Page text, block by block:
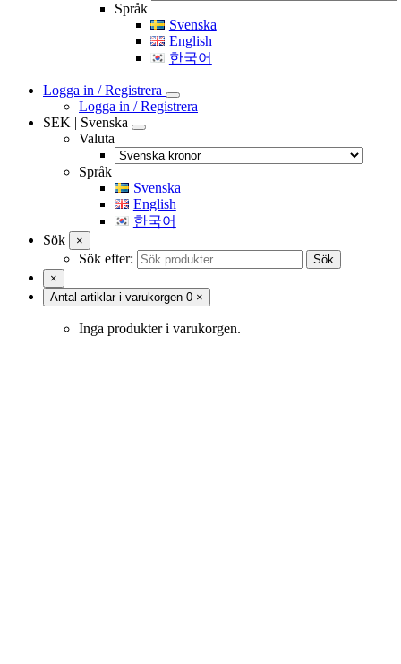
Språk
Svenska
English
한국어
Logga in / Registrera
Logga in / Registrera
SEK | Svenska
Valuta
Språk
Svenska
English
한국어
Sök
×
Sök efter:
Sök
×
Antal artiklar i varukorgen 0 ×
Inga produkter i varukorgen.